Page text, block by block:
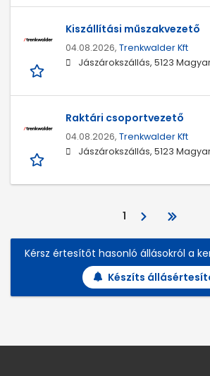
Kiszállítási műszakvezető
04.08.2026, Trenkwalder Kft
Jászárokszállás, 5123
Raktári csoportvezető
04.08.2026, Trenkwalder Kft
Jászárokszállás, 5123
1
Kérsz értesítőt hasonló állásokról a
Készíts